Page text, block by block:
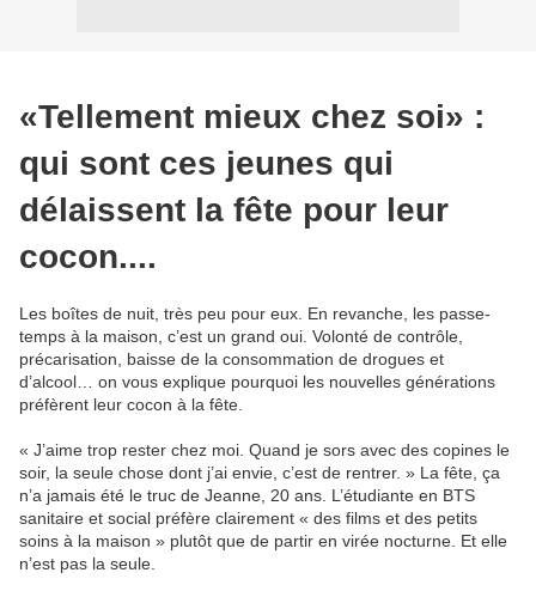
«Tellement mieux chez soi» :
qui sont ces jeunes qui
délaissent la fête pour leur
cocon....
Les boîtes de nuit, très peu pour eux. En revanche, les passe-
temps à la maison, c’est un grand oui. Volonté de contrôle,
précarisation, baisse de la consommation de drogues et
d’alcool… on vous explique pourquoi les nouvelles générations
préfèrent leur cocon à la fête.
« J’aime trop rester chez moi. Quand je sors avec des copines le
soir, la seule chose dont j’ai envie, c’est de rentrer. » La fête, ça
n’a jamais été le truc de Jeanne, 20 ans. L’étudiante en BTS
sanitaire et social préfère clairement « des films et des petits
soins à la maison » plutôt que de partir en virée nocturne. Et elle
n’est pas la seule.